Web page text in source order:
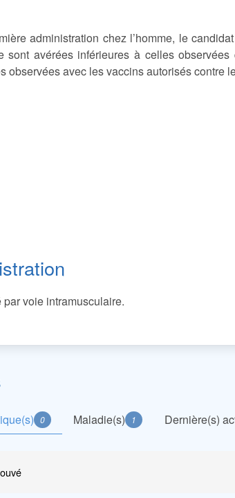
administration chez l’homme, le
sont avérées inférieures à celles
observées avec les vaccins autorisés contre
voie intramusculaire.
0 Maladie(s) 1 Dernière(s)